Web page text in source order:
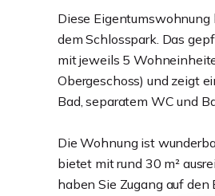
Diese
dem Schlosspark. Das
mit jeweils 5
Obergeschoss) und zeigt
Bad, separatem WC und
Die Wohnung ist
bietet mit rund 30 m²
haben Sie Zugang auf